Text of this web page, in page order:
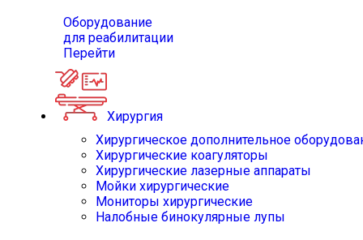
Оборудование
для реабилитации
Перейти
Хирургия
Хирургическое дополнительное
Хирургические коагуляторы
Хирургические лазерные аппараты
Мойки хирургические
Мониторы хирургические
Налобные бинокулярные лупы